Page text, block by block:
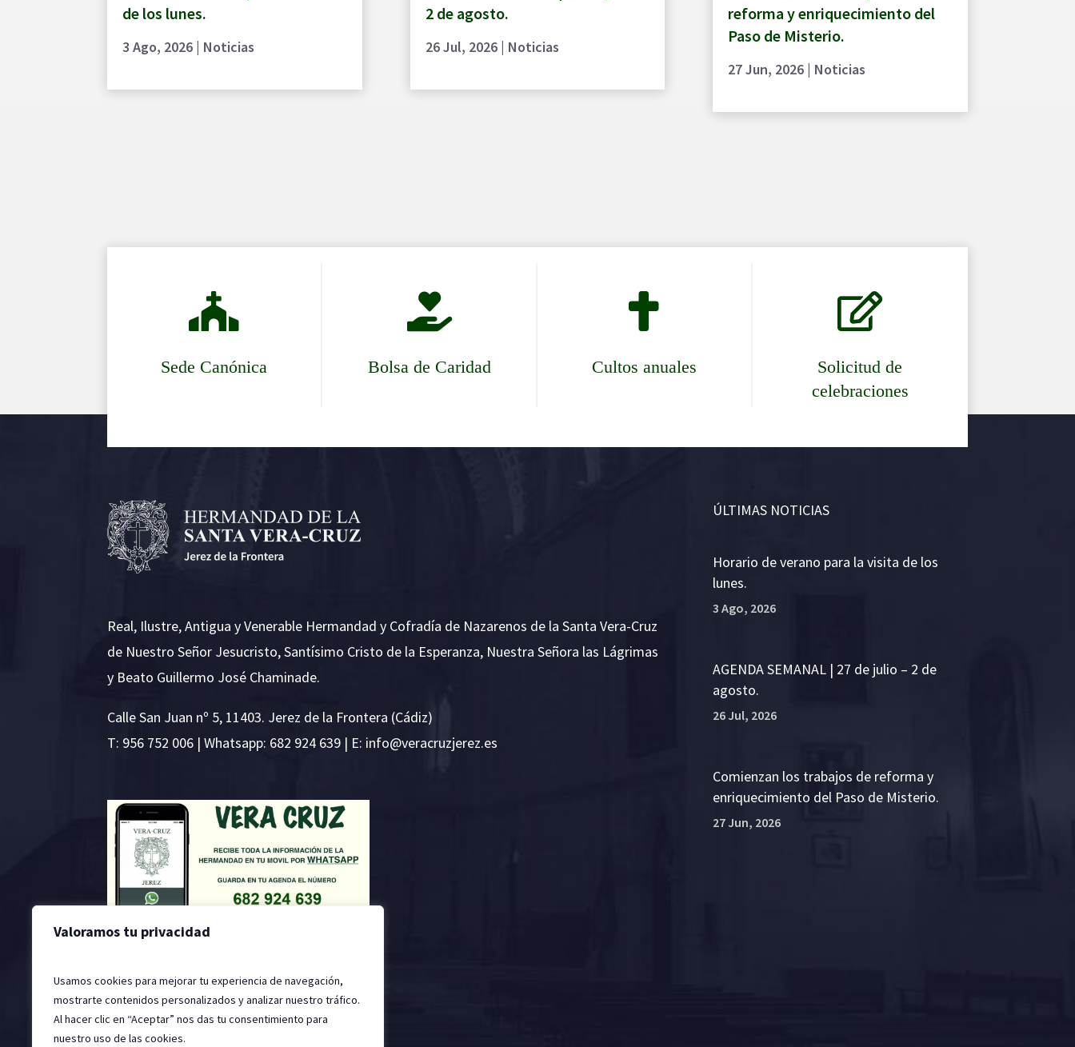
Valoramos tu privacidad
Usamos cookies para mejorar tu experiencia de navegación,
mostrarte contenidos personalizados y analizar nuestro tráfico.
Al hacer clic en “Aceptar” nos das tu consentimiento para
nuestro uso de las cookies.
de los lunes.
3 Ago, 2026 | Noticias
2 de agosto.
26 Jul, 2026| Noticias
reforma y enriquecimiento del
Paso de Misterio.
27 Jun, 2026| Noticias

Sede Canónica

Bolsa de Caridad

Cultos anuales

Solicitud de
celebraciones
Real, Ilustre, Antigua y Venerable Hermandad y Cofradía de Nazarenos de la Santa Vera-Cruz
de Nuestro Señor Jesucristo, Santísimo Cristo de la Esperanza, Nuestra Señora las Lágrimas
y Beato Guillermo José Chaminade.
Calle San Juan nº 5, 11403. Jerez de la Frontera (Cádiz)
T: 956 752 006 | Whatsapp: 682 924 639 | E: se.ze
rejzu
rcare
v@ofn
i
ÚLTIMAS NOTICIAS
Horario de verano para la visita de los
lunes.
3 Ago, 2026
AGENDA SEMANAL | 27 de julio – 2 de
agosto.
26 Jul, 2026
Comienzan los trabajos de reforma y
enriquecimiento del Paso de Misterio.
27 Jun, 2026